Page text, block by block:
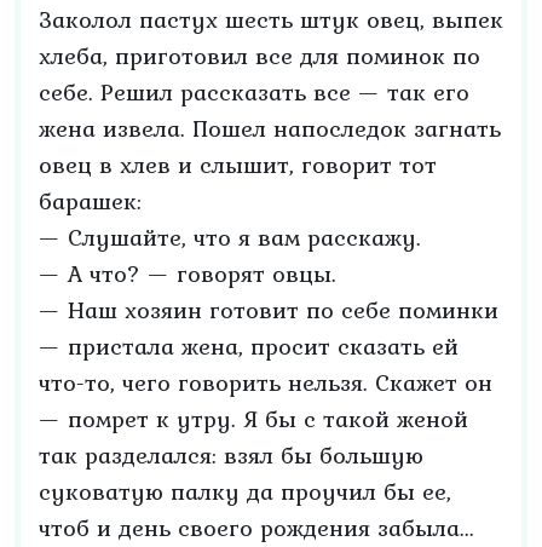
Заколол пастух шесть штук овец, выпек
хлеба, приготовил все для поминок по
себе. Решил рассказать все — так его
жена извела. Пошел напоследок загнать
овец в хлев и слышит, говорит тот
барашек:
— Слушайте, что я вам расскажу.
— А что? — говорят овцы.
— Наш хозяин готовит по себе поминки
— пристала жена, просит сказать ей
что-то, чего говорить нельзя. Скажет он
— помрет к утру. Я бы с такой женой
так разделался: взял бы большую
суковатую палку да проучил бы ее,
чтоб и день своего рождения забыла...